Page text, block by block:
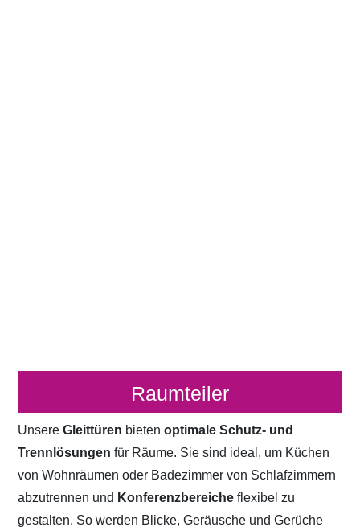
Raumteiler
UnsereGleittüren bietenoptimale Schutz- und
Trennlösungen für Räume. Sie sind ideal, um Küchen
von Wohnräumen oder Badezimmer von Schlafzimmern
abzutrennen und Konferenzbereicheflexibel zu
gestalten. So werden Blicke, Geräusche und Gerüche